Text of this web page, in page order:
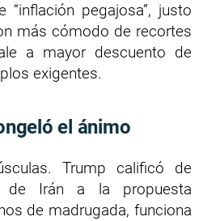
pegajosa”, justo
más cómodo de recortes
a mayor descuento de
exigentes.
el ánimo
Trump calificó de
de Irán a la propuesta
de madrugada, funciona